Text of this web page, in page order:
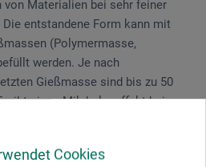
Cookies
von Materialien bei sehr feiner
entstandene Form kann mit
(Polymermasse,
werden. Je nach
Gießmasse sind bis zu 50
einen Milchglaseffekt bei
um die Reaktionszeit zu